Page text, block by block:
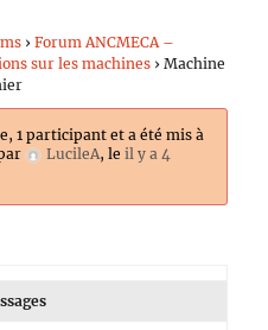
› Forum ANCMECA –
sur les machines › Machine
1 participant et a été mis à
LucileA, le il y a 4